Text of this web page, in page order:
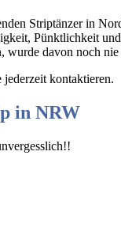
Striptänzer in
Pünktlichkeit
wurde davon noch
jederzeit kontaktieren.
in NRW